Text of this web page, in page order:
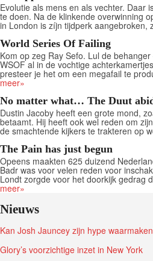
Evolutie als mens en als vechter. Daar
te doen. Na de klinkende overwinning
in London is zíjn tijdperk aangebroken,
World Series Of Failing
Kom op zeg Ray Sefo. Lul de
WSOF al in de vochtige
presteer je het om een megafail te
meer»
No matter what… The Duut
Dustin Jacoby heeft een grote mond,
betaamt. Hij heeft ook wel reden om
de smachtende kijkers te trakteren op
The Pain has just begun
Opeens maakten 625 duizend
Badr was voor velen reden voor
Londt zorgde voor het doorkijk gedrag
meer»
Nieuws
Kan Josh Jauncey zijn hype
Glory’s voorzichtige inzet in New York